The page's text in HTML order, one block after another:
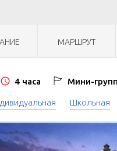
МАРШРУТ
4 часа Мини-
Школьная